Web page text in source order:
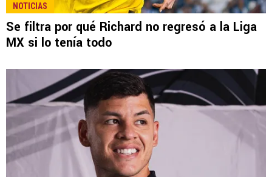
NOTICIAS
Se filtra por qué Richard no regresó a la Liga
MX si lo tenía todo